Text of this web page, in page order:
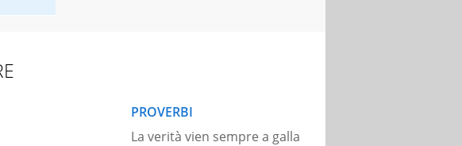
PROVERBI
La verità vien sempre a galla